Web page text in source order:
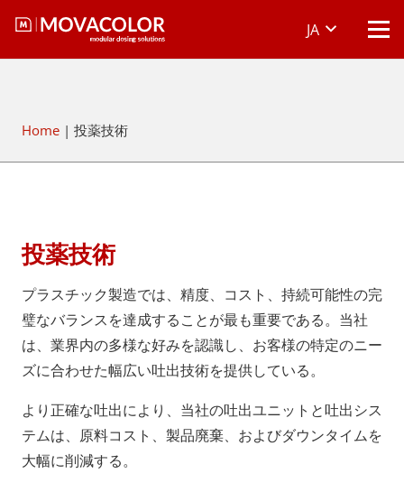
JA
Home | 投薬技術
投薬技術
プラスチック製造では、精度、コスト、持続可能性の完
璧なバランスを達成することが最も重要である。当社
は、業界内の多様な好みを認識し、お客様の特定のニー
ズに合わせた幅広い吐出技術を提供している。
より正確な吐出により、当社の吐出ユニットと吐出シス
テムは、原料コスト、製品廃棄、およびダウンタイムを
大幅に削減する。